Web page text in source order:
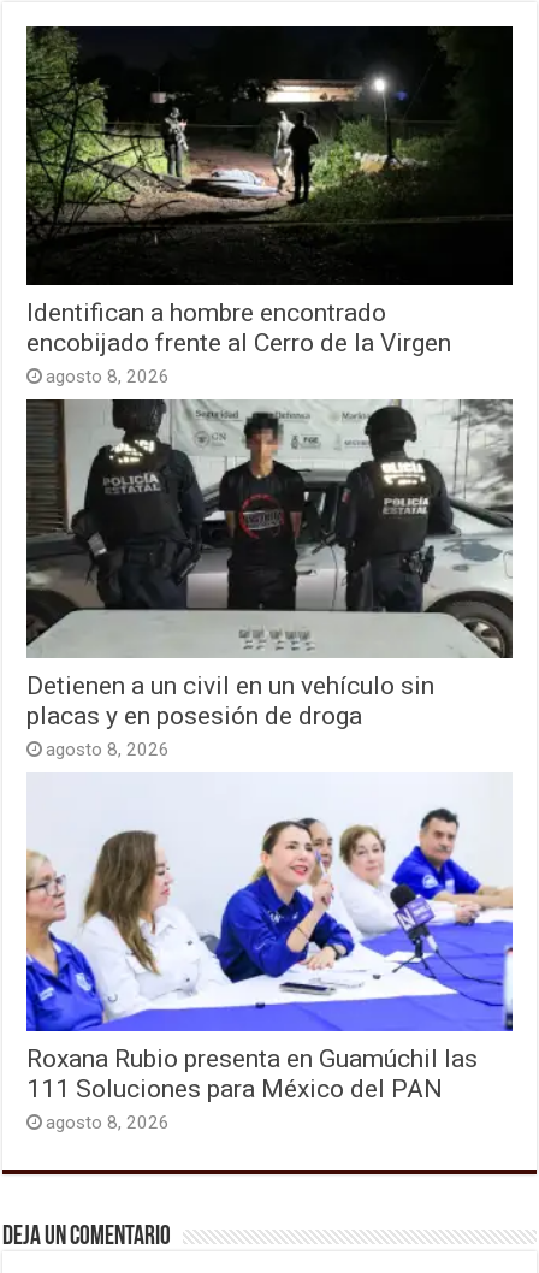
Identifican a hombre encontrado
encobijado frente al Cerro de la Virgen
agosto 8, 2026
Detienen a un civil en un vehículo sin
placas y en posesión de droga
agosto 8, 2026
Roxana Rubio presenta en Guamúchil las
111 Soluciones para México del PAN
agosto 8, 2026
Deja un comentario